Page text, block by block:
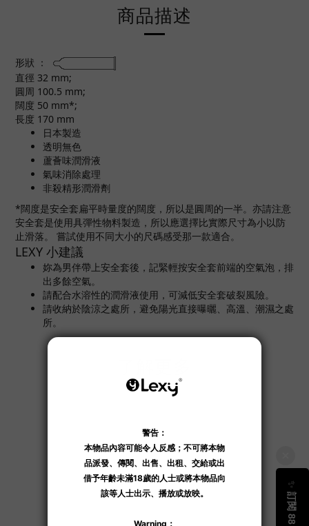
商品描述
形狀 ：
直徑 32 mm;
圓周 100.5 mm;
闊度 50 mm*;
長度 170 mm
日本製造
透明無色
蘆薈味潤滑液
氣味消除處理
非殺精形潤滑劑
*闊度是安全套扁平時量度的闊度，所以是圓周的一半。亦請注意
安全套是使用具彈性物料製造，所以應選擇比實際尺寸為小以防
止滑落。 嘗試使用不同大小的尺碼感受那一款適合。
LEXY 小建議
妳為男伴帶上安全套後，記緊輕按安全套前端的空氣泡，排
出多餘空氣。
請配合水溶性的潤滑液使用，可減低安全套破裂風險。
請收納於陰涼之處所，避免陽光直接曝曬、高溫、潮濕之處
所。